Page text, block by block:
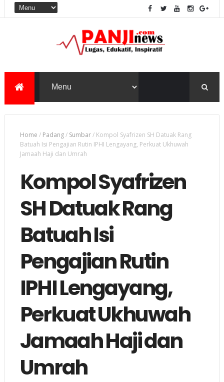
Home / Padang/ Sumbar/ Kompol Syafrizen SH Datuak Rang
Batuah Isi Pengajian Rutin IPHI Lengayang, Perkuat Ukhuwah
Jamaah Haji dan Umrah
Kompol Syafrizen
SH Datuak Rang
Batuah Isi
Pengajian Rutin
IPHI Lengayang,
Perkuat Ukhuwah
Jamaah Haji dan
Umrah